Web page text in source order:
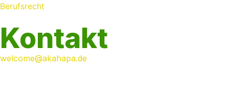
Berufsrecht
Kontakt
welcome@akahapa.de